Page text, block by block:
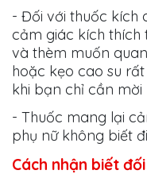
- Đối với thuốc kích
cảm giác kích thích
và thèm muốn
hoặc kẹo cao su
khi bạn chỉ cần
- Thuốc mang lại
phụ nữ không biết
Cách nhận biết